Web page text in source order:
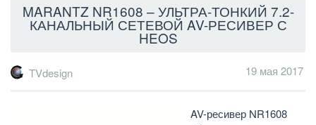
MARANTZ NR1608 – УЛЬТРА-ТОНКИЙ 7.2-
КАНАЛЬНЫЙ СЕТЕВОЙ AV-РЕСИВЕР С
HEOS
TVdesign 19 мая 2017
AV-ресивер NR1608